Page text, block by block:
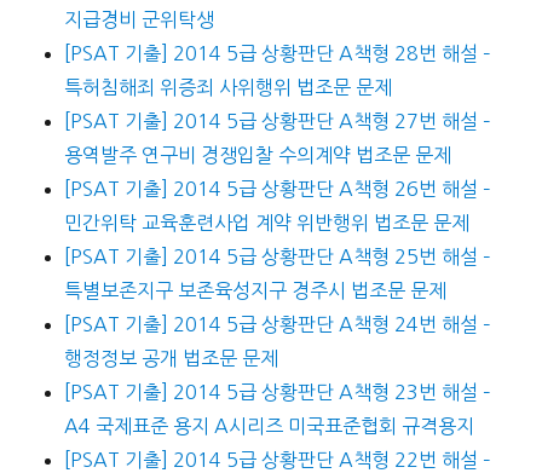
지급경비 군위탁생
[PSAT 기출] 2014 5급 상황판단 A책형 28번 해설 –
특허침해죄 위증죄 사위행위 법조문 문제
[PSAT 기출] 2014 5급 상황판단 A책형 27번 해설 –
용역발주 연구비 경쟁입찰 수의계약 법조문 문제
[PSAT 기출] 2014 5급 상황판단 A책형 26번 해설 –
민간위탁 교육훈련사업 계약 위반행위 법조문 문제
[PSAT 기출] 2014 5급 상황판단 A책형 25번 해설 –
특별보존지구 보존육성지구 경주시 법조문 문제
[PSAT 기출] 2014 5급 상황판단 A책형 24번 해설 –
행정정보 공개 법조문 문제
[PSAT 기출] 2014 5급 상황판단 A책형 23번 해설 –
A4 국제표준 용지 A시리즈 미국표준협회 규격용지
[PSAT 기출] 2014 5급 상황판단 A책형 22번 해설 –